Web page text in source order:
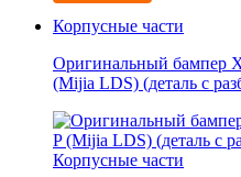
Корпусные части
Оригинальный бампер
(Mijia LDS) (деталь с
Корпусные части